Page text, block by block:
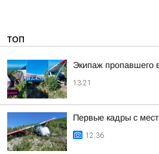
ТОП
Экипаж пропавшего
13:21
Первые кадры с
12:36